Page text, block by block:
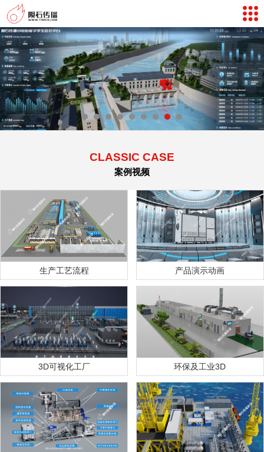
网站导航
数字孪生体验
案例视频
新闻中心
关于我们
返回首页
CLASSIC CASE
案例视频
生产工艺流程 产品演示动画
3D可视化工厂 环保及工业3D